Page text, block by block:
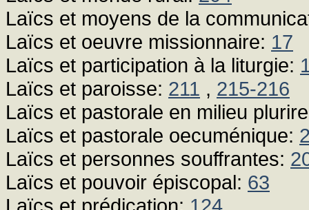
Laïcs et moyens de la
Laïcs et oeuvre missionnaire: 17
Laïcs et participation à la liturgie:
Laïcs et paroisse: 211 , 215-216
Laïcs et pastorale en milieu
Laïcs et pastorale oecuménique:
Laïcs et personnes souffrantes:
Laïcs et pouvoir épiscopal: 63